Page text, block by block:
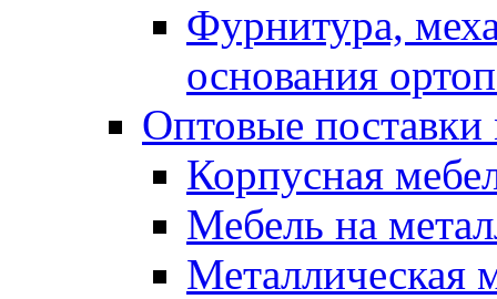
Фурнитура,
основания
Оптовые поставки
Корпусная
Мебель на
Металлическая